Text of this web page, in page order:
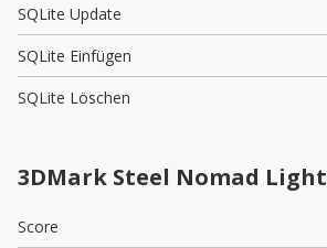
SQLite Update
SQLite Einfügen
SQLite Löschen
3DMark Steel Nomad Light
Score